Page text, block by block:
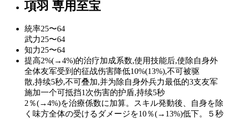
項羽 専用至宝
統率25〜64
武力25〜64
知力25〜64
提高2%(→4%)的治疗加成系数,使用技能后,使除自身外
全体友军受到的征战伤害降低10%(13%),不可被驱
散,持续5秒,不可叠加,并为除自身外兵力最低的3支友军
施加一个可抵挡1次伤害的护盾,持续5秒
2％(→4%)を治療係数に加算。スキル発動後、自身を除
く味方全体の受けるダメージを10％(→13%)低下。５秒